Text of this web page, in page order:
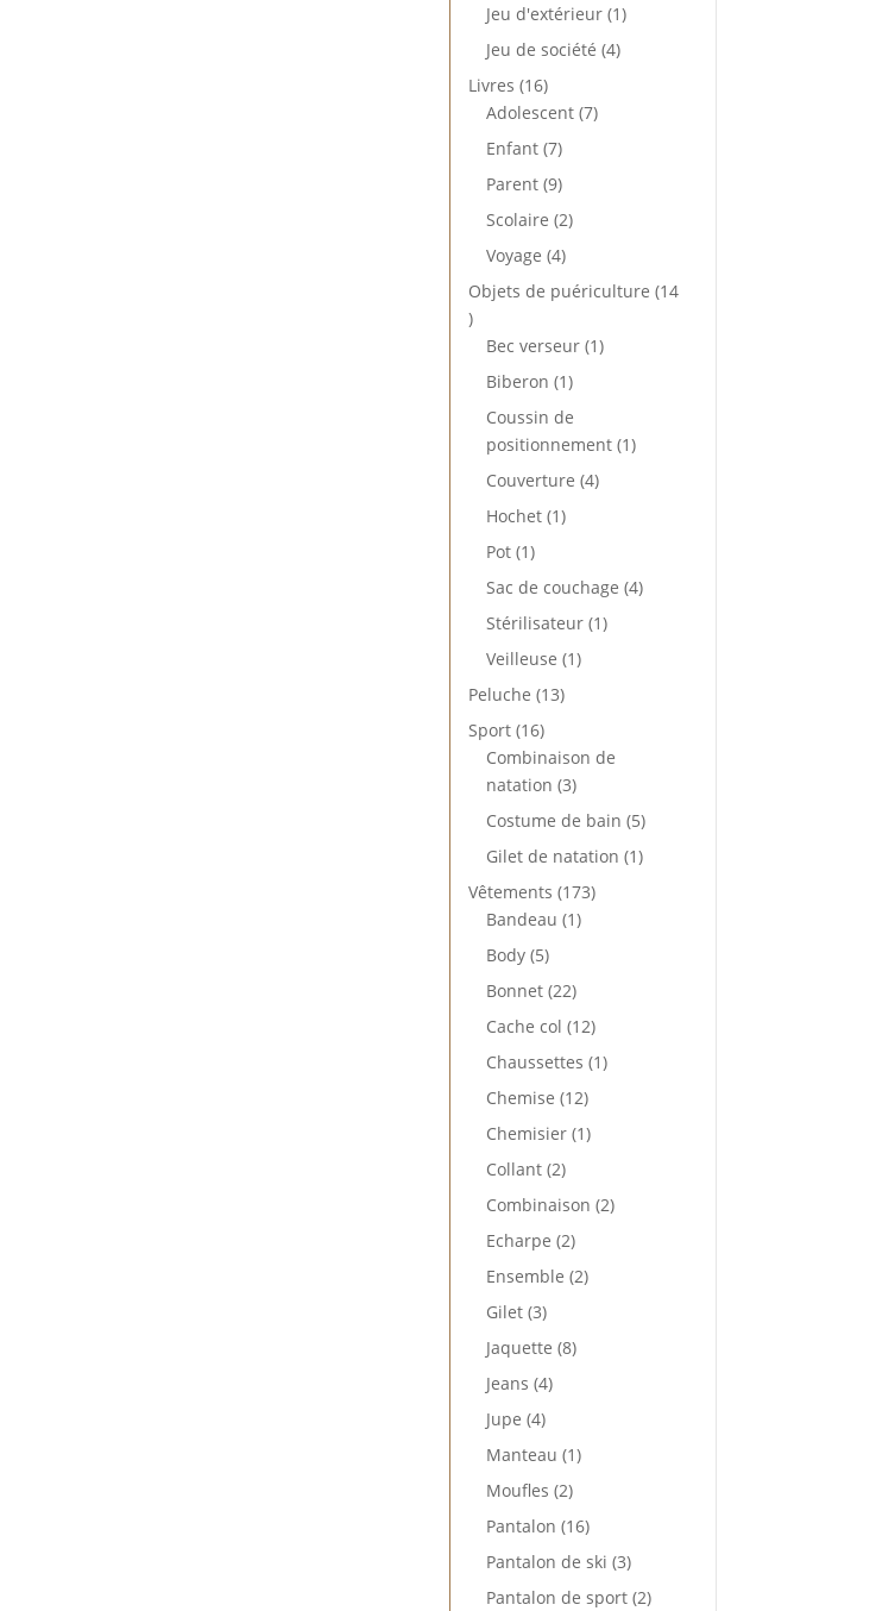
produits
Jeu d'extérieur 11
Jeu de société 44
Livres 1616
produits
Adolescent 77
Enfant 77
produits
Parent 99
produits
Scolaire 22
Voyage 44
produits
Objets de puériculture 14
14
produits
Bec verseur 11
Biberon 11
Coussin de
positionnement 11
Couverture 44
Hochet 11
Pot 11
produit
Sac de couchage 44
Stérilisateur 11
Veilleuse 11
Peluche 1313
Sport 1616
produits
Combinaison de
natation 33
produits
Costume de bain 55
produits
Gilet de natation 11
Vêtements 173173
Bandeau 11
Body 55
produits
Bonnet 2222
produits
Cache col 1212
produits
Chaussettes 11
Chemise 1212
produits
Chemisier 11
Collant 22
produits
Combinaison 22
Echarpe 22
produits
Ensemble 22
Gilet 33
produits
Jaquette 88
Jeans 44
Jupe 44
produits
Manteau 11
Moufles 22
produits
Pantalon 1616
produits
Pantalon de ski 33
produits
Pantalon de sport 22